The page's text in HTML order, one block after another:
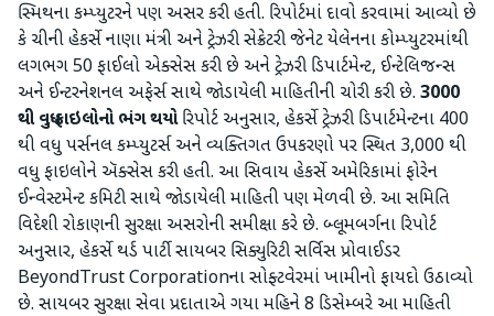
સ્મિથના કમ્પ્યુટરને પણ અસર કરી હતી. રિપોર્ટમાં દાવો કરવામાં આવ્યો છે
કે ચીની હેકર્સે નાણા મંત્રી અને ટ્રેઝરી સેક્રેટરી જેનેટ યેલેનના કોમ્પ્યુટરમાંથી
લગભગ 50 ફાઈલો એક્સેસ કરી છે અને ટ્રેઝરી ડિપાર્ટમેન્ટ, ઈન્ટેલિજન્સ
અને ઈન્ટરનેશનલ અફેર્સ સાથે જોડાયેલી માહિતીની ચોરી કરી છે. 3000
થી વધુ ફાઇલોનો ભંગ થયોરિપોર્ટ અનુસાર, હેકર્સે ટ્રેઝરી ડિપાર્ટમેન્ટના 400
થી વધુ પર્સનલ કમ્પ્યુટર્સ અને વ્યક્તિગત ઉપકરણો પર સ્થિત 3,000 થી
વધુ ફાઇલોને ઍક્સેસ કરી હતી. આ સિવાય હેકર્સે અમેરિકામાં ફોરેન
ઈન્વેસ્ટમેન્ટ કમિટી સાથે જોડાયેલી માહિતી પણ મેળવી છે. આ સમિતિ
વિદેશી રોકાણની સુરક્ષા અસરોની સમીક્ષા કરે છે. બ્લૂમબર્ગના રિપોર્ટ
અનુસાર, હેકર્સે થર્ડ પાર્ટી સાયબર સિક્યુરિટી સર્વિસ પ્રોવાઈડર
BeyondTrust Corporationના સોફ્ટવેરમાં ખામીનો ફાયદો ઉઠાવ્યો
છે. સાયબર સુરક્ષા સેવા પ્રદાતાએ ગયા મહિને 8 ડિસેમ્બરે આ માહિતી